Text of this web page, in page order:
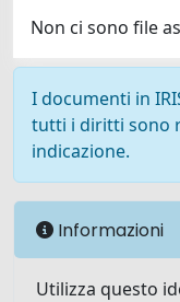
Non ci sono file
I documenti in
tutti i diritti sono
indicazione.
Informazioni
Utilizza questo